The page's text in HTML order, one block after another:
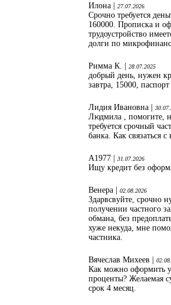
Илона | 27.07.2026
Срочно требуется
160000. Прописка и
трудоустройство
долги по
Римма К. | 28.07.2025
добрый день, нужен
завтра, 15000,
Лидия Ивановна |
Людмила , помогите,
требуется срочный
банка. Как связаться
А1977 | 31.07.2026
Ищу кредит без
Венера | 02.08.2026
Здарвсвуйте, срочно
получении частного
обмана, без
хуже некуда, мне
частника.
Вячеслав Михеев |
Как можно оформить
проценты? Желаемая
срок 4 месяц.